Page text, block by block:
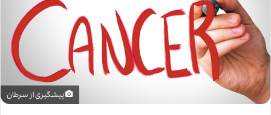
پیشگیری از سرطان